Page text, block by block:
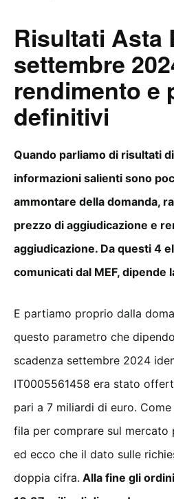
Risultati Asta
settembre
rendimento e
definitivi
Quando parliamo di risultati di
informazioni salienti sono
ammontare della domanda,
prezzo di aggiudicazione e
aggiudicazione. Da questi 4
comunicati dal MEF, dipende
E partiamo proprio dalla
questo parametro che
scadenza settembre 2024
IT0005561458 era stato
pari a 7 miliardi di euro.
fila per comprare sul mercato
ed ecco che il dato sulle
doppia cifra. Alla fine gli